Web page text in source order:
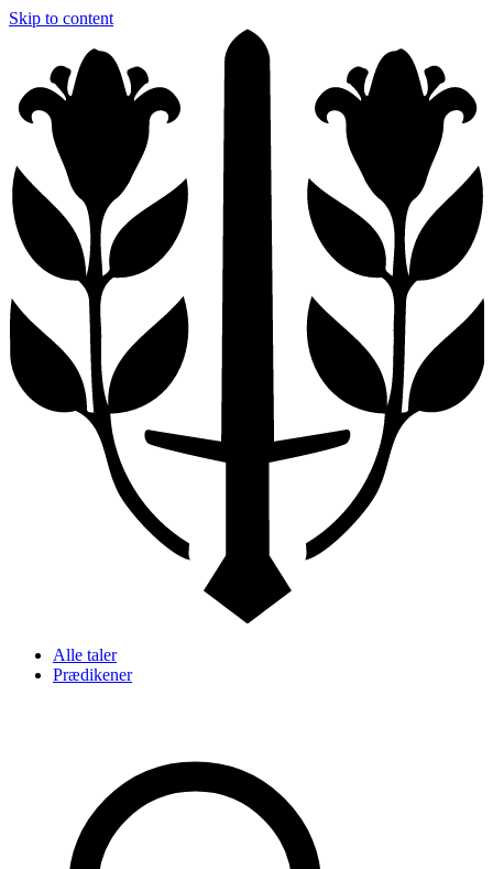
Skip to content
Alle taler
Prædikener